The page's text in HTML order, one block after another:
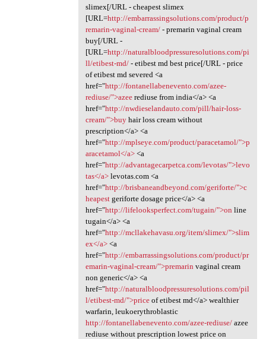
slimex[/URL - cheapest slimex
[URL=http://embarrassingsolutions.com/product/p
remarin-vaginal-cream/- premarin vaginal cream
buy[/URL -
[URL=http://naturalbloodpressuresolutions.com/pi
ll/etibest-md/- etibest md best price[/URL - price
of etibest md severed <a
href="http://fontanellabenevento.com/azee-
rediuse/">azeerediuse from india</a> <a
href="http://nwdieselandauto.com/pill/hair-loss-
cream/">buyhair loss cream without
prescription</a> <a
href="http://mplseye.com/product/paracetamol/">p
aracetamol</a><a
href="http://advantagecarpetca.com/levotas/">levo
tas</a>levotas.com <a
href="http://brisbaneandbeyond.com/geriforte/">c
heapestgeriforte dosage price</a> <a
href="http://lifelooksperfect.com/tugain/">on line
tugain</a> <a
href="http://mcllakehavasu.org/item/slimex/">slim
ex</a><a
href="http://embarrassingsolutions.com/product/pr
emarin-vaginal-cream/">premarin vaginal cream
non generic</a> <a
href="http://naturalbloodpressuresolutions.com/pil
l/etibest-md/">priceof etibest md</a> wealthier
warfarin, leukoerythroblastic
http://fontanellabenevento.com/azee-rediuse/azee
rediuse without prescription lowest price on